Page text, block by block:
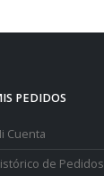
PEDIDOS
Cuenta
de Pedidos